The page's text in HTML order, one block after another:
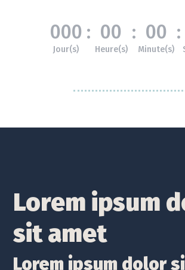
000
Jour(s)
: 00
Heure(s)
: 00
Minute(s)
:
Lorem ipsum
sit amet
Lorem ipsum dolor